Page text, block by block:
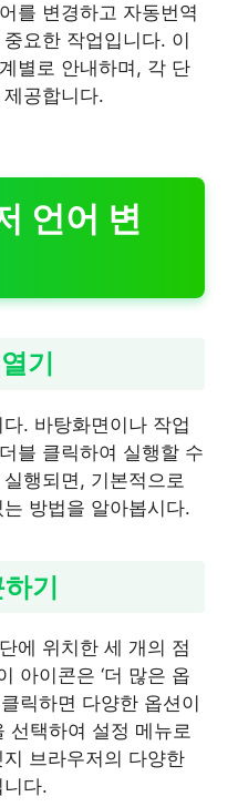
를 변경하고 자동번역
요한 작업입니다. 이
별로 안내하며, 각 단
공합니다.
언어 변
기
. 바탕화면이나 작업
블 클릭하여 실행할 수
행되면, 기본적으로
방법을 알아봅시다.
기
에 위치한 세 개의 점
아이콘은 ‘더 많은 옵
클릭하면 다양한 옵션이
선택하여 설정 메뉴로
브라우저의 다양한
다.